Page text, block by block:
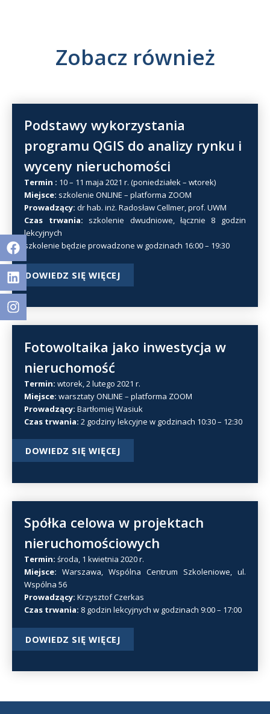
Zobacz również
Podstawy wykorzystania
programu QGIS do analizy rynku i
wyceny nieruchomości
Termin : 10 – 11 maja 2021 r. (poniedziałek – wtorek)
Miejsce: szkolenie ONLINE – platforma ZOOM
Prowadzący: dr hab. inż. Radosław Cellmer, prof. UWM
Czas trwania: szkolenie dwudniowe, łącznie 8 godzin
lekcyjnych
szkolenie będzie prowadzone w godzinach 16:00 – 19:30
DOWIEDZ SIĘ WIĘCEJ
Fotowoltaika jako inwestycja w
nieruchomość
Termin: wtorek, 2 lutego 2021 r.
Miejsce: warsztaty ONLINE – platforma ZOOM
Prowadzący: Bartłomiej Wasiuk
Czas trwania: 2 godziny lekcyjne w godzinach 10:30 – 12:30
DOWIEDZ SIĘ WIĘCEJ
Spółka celowa w projektach
nieruchomościowych
Termin: środa, 1 kwietnia 2020 r.
Miejsce: Warszawa, Wspólna Centrum Szkoleniowe, ul.
Wspólna 56
Prowadzący: Krzysztof Czerkas
Czas trwania: 8 godzin lekcyjnych w godzinach 9:00 – 17:00
DOWIEDZ SIĘ WIĘCEJ
Facebook
Linkedin
Facebook
Linkedin
Instagram